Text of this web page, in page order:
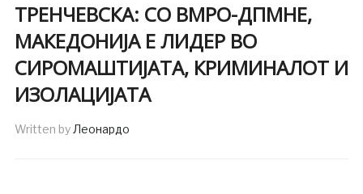
ТРЕНЧЕВСКА: СО ВМРО-ДПМНЕ,
МАКЕДОНИЈА Е ЛИДЕР ВО
СИРОМАШТИЈАТА, КРИМИНАЛОТ И
ИЗОЛАЦИЈАТА
Written byЛеонардо